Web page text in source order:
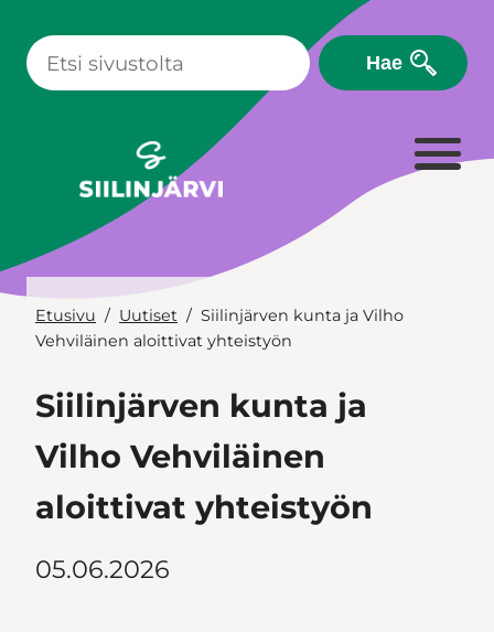
sisältöön
Hae
Etusivu Uutiset
Siilinjärven kunta ja Vilho
Vehviläinen aloittivat yhteistyön
Siilinjärven kunta ja
Vilho Vehviläinen
aloittivat yhteistyön
05.06.2026